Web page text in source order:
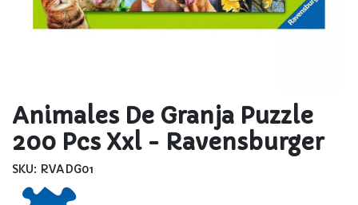
Animales De Granja Puzzle
200 Pcs Xxl - Ravensburger
SKU: RVADG01